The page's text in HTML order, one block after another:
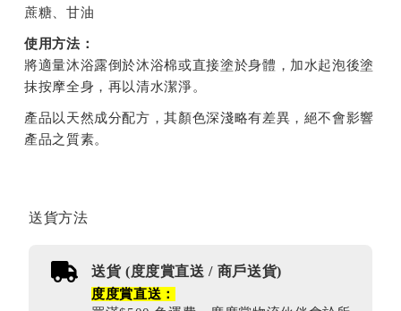
蔗糖、甘油
使用方法：
將適量沐浴露倒於沐浴棉或直接塗於身體，加水起泡後塗
抹按摩全身，再以清水潔淨。
產品以天然成分配方，其顏色深淺略有差異，絕不會影響
產品之質素。
送貨方法
送貨 (度度賞直送 / 商戶送貨)
度度賞直送：